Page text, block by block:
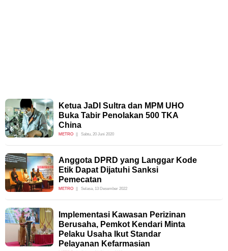
Ketua JaDI Sultra dan MPM UHO
Buka Tabir Penolakan 500 TKA
China
METRO Sabtu, 20 Juni 2020
Anggota DPRD yang Langgar Kode
Etik Dapat Dijatuhi Sanksi
Pemecatan
METRO Selasa, 13 Desember 2022
Implementasi Kawasan Perizinan
Berusaha, Pemkot Kendari Minta
Pelaku Usaha Ikut Standar
Pelayanan Kefarmasian